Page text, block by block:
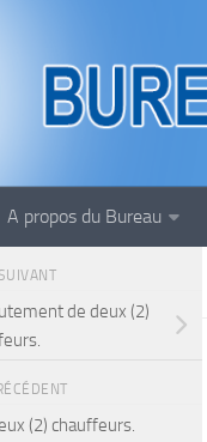
A propos du Bureau
de deux (2)
(2) chauffeurs.